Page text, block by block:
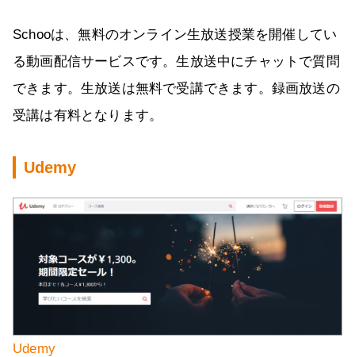
Schooは、無料のオンライン生放送授業を開催してい
る動画配信サービスです。生放送中にチャットで質問
できます。生放送は無料で受講できます。録画放送の
受講は有料となります。
Udemy
Udemy